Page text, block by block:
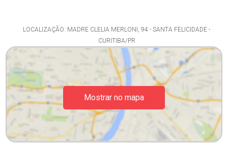
LOCALIZAÇÃO: MADRE CLELIA MERLONI, 94 - SANTA FELICIDADE -
CURITIBA/PR
Mostrar no mapa